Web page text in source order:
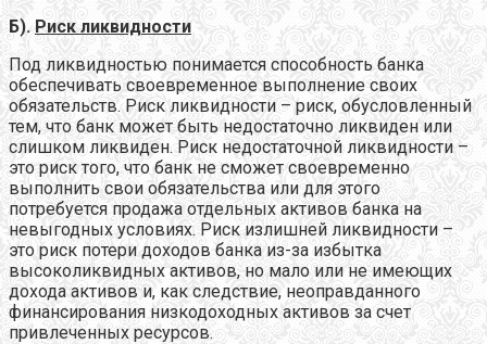
Б). Риск ликвидности
Под ликвидностью понимается способность банка
обеспечивать своевременное выполнение своих
обязательств. Риск ликвидности – риск, обусловленный
тем, что банк может быть недостаточно ликвиден или
слишком ликвиден. Риск недостаточной ликвидности –
это риск того, что банк не сможет своевременно
выполнить свои обязательства или для этого
потребуется продажа отдельных активов банка на
невыгодных условиях. Риск излишней ликвидности –
это риск потери доходов банка из-за избытка
высоколиквидных активов, но мало или не имеющих
дохода активов и, как следствие, неоправданного
финансирования низкодоходных активов за счет
привлеченных ресурсов.